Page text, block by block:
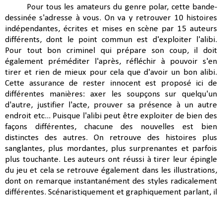
Pour tous les amateurs du genre polar, cette bande-
dessinée s'adresse à vous. On va y retrouver 10 histoires
indépendantes, écrites et mises en scène par 15 auteurs
différents, dont le point commun est d'exploiter l'alibi.
Pour tout bon criminel qui prépare son coup, il doit
également préméditer l'après, réfléchir à pouvoir s'en
tirer et rien de mieux pour cela que d'avoir un bon alibi.
Cette assurance de rester innocent est proposé ici de
différentes manières: axer les soupçons sur quelqu'un
d'autre, justifier l'acte, prouver sa présence à un autre
endroit etc... Puisque l'alibi peut être exploiter de bien des
façons différentes, chacune des nouvelles est bien
distinctes des autres. On retrouve des histoires plus
sanglantes, plus mordantes, plus surprenantes et parfois
plus touchante. Les auteurs ont réussi à tirer leur épingle
du jeu et cela se retrouve également dans les illustrations,
dont on remarque instantanément des styles radicalement
différentes. Scénaristiquement et graphiquement parlant, il